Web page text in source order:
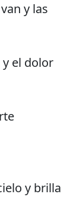
y las
y el dolor
y brilla